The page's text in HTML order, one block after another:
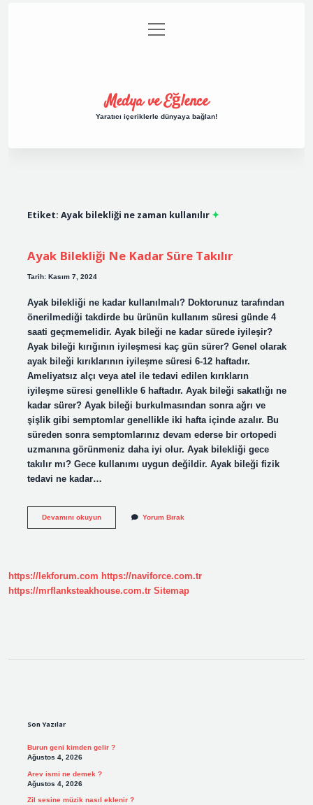
Gizlilik Politikası
menüyü
aç
Medya ve Eğlence
Yaratıcı içeriklerle dünyaya bağlan!
Etiket: Ayak bilekliği ne zaman kullanılır
Ayak Bilekliği Ne Kadar Süre Takılır
Tarih: Kasım 7, 2024
Ayak bilekliği ne kadar kullanılmalı? Doktorunuz tarafından
önerilmediği takdirde bu ürünün kullanım süresi günde 4
saati geçmemelidir. Ayak bileği ne kadar sürede iyileşir?
Ayak bileği kırığının iyileşmesi kaç gün sürer? Genel olarak
ayak bileği kırıklarının iyileşme süresi 6-12 haftadır.
Ameliyatsız alçı veya atel ile tedavi edilen kırıkların
iyileşme süresi genellikle 6 haftadır. Ayak bileği sakatlığı ne
kadar sürer? Ayak bileği burkulmasından sonra ağrı ve
şişlik gibi semptomlar genellikle iki hafta içinde azalır. Bu
süreden sonra semptomlarınız devam ederse bir ortopedi
uzmanına görünmeniz daha iyi olur. Ayak bilekliği gece
takılır mı? Gece kullanımı uygun değildir. Ayak bileği fizik
tedavi ne kadar…
Devamını okuyunAyak
Yorum Bırak
https://lekforum.com https://naviforce.com.tr
https://mrflanksteakhouse.com.tr Sitemap
Son Yazılar
Burun geni kimden gelir ?
Ağustos 4, 2026
Arev ismi ne demek ?
Ağustos 4, 2026
Zil sesine müzik nasıl eklenir ?